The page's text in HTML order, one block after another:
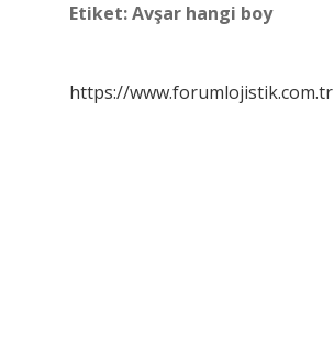
Etiket:Avşar hangi boy
https://www.forumlojistik.com.tr